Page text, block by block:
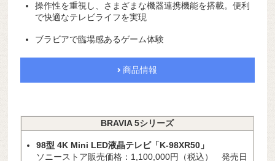
操作性を重視し、さまざまな機器連携機能を搭載。便利
で快適なテレビライフを実現
ブラビアで臨場感あるゲーム体験
商品情報
BRAVIA 5シリーズ
98型 4K Mini LED液晶テレビ「K-98XR50」
ソニーストア販売価格：1,100,000円（税込） 発売日